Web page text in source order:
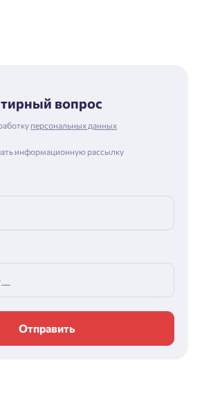
вопрос
персональных данных
информационную рассылку
Отправить